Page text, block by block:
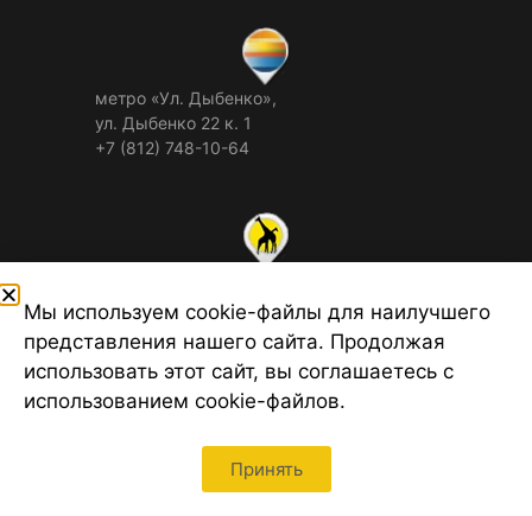
метро «Ул. Дыбенко»,
ул. Дыбенко 22 к. 1
+7 (812) 748-10-64
пр. Науки 19 к.2
метро «Пр. Ветеранов»,
Петергофское ш. 55 к.1
Мы используем cookie-файлы для наилучшего
представления нашего сайта. Продолжая
использовать этот сайт, вы соглашаетесь с
использованием cookie-файлов.
Принять